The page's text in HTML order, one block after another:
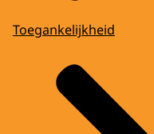
Toegankelijkheid